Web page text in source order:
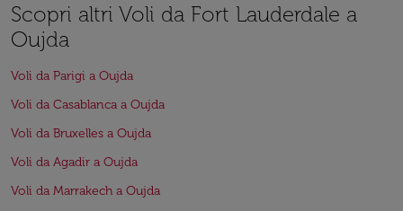
Scopri altri Voli da Fort Lauderdale a
Oujda
Voli da Parigi a Oujda
Voli da Casablanca a Oujda
Voli da Bruxelles a Oujda
Voli da Agadir a Oujda
Voli da Marrakech a Oujda